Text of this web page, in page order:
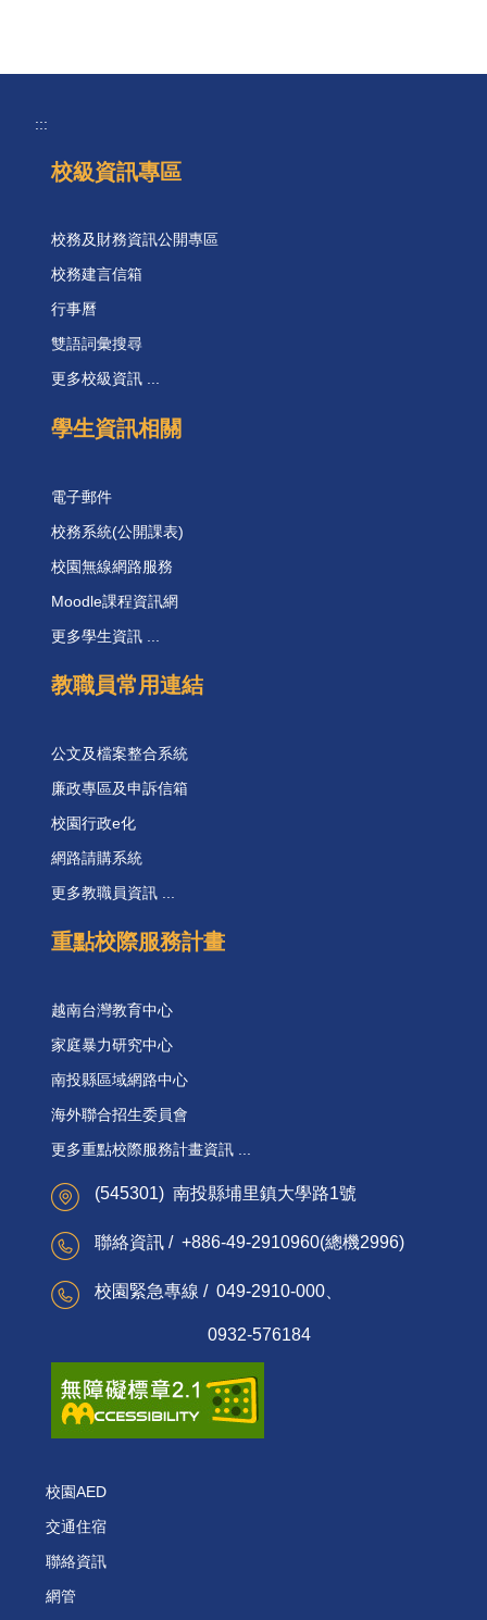
:::
校級資訊專區
校務及財務資訊公開專區
校務建言信箱
行事曆
雙語詞彙搜尋
更多校級資訊 ...
學生資訊相關
電子郵件
校務系統(公開課表)
校園無線網路服務
Moodle課程資訊網
更多學生資訊 ...
教職員常用連結
公文及檔案整合系統
廉政專區及申訴信箱
校園行政e化
網路請購系統
更多教職員資訊 ...
重點校際服務計畫
越南台灣教育中心
家庭暴力研究中心
南投縣區域網路中心
海外聯合招生委員會
更多重點校際服務計畫資訊 ...
(545301) 南投縣埔里鎮大學路1號
聯絡資訊 / +886-49-2910960(總機2996)
校園緊急專線 / 049-2910-000、
0932-576184
校園AED
交通住宿
聯絡資訊
網管